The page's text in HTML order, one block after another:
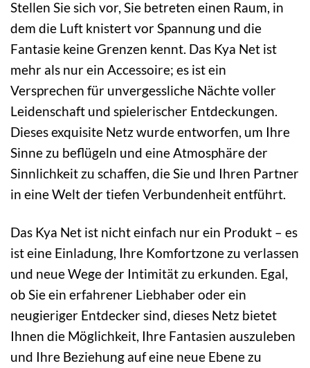
Stellen Sie sich vor, Sie betreten einen Raum, in
dem die Luft knistert vor Spannung und die
Fantasie keine Grenzen kennt. Das Kya Net ist
mehr als nur ein Accessoire; es ist ein
Versprechen für unvergessliche Nächte voller
Leidenschaft und spielerischer Entdeckungen.
Dieses exquisite Netz wurde entworfen, um Ihre
Sinne zu beflügeln und eine Atmosphäre der
Sinnlichkeit zu schaffen, die Sie und Ihren Partner
in eine Welt der tiefen Verbundenheit entführt.
Das Kya Net ist nicht einfach nur ein Produkt – es
ist eine Einladung, Ihre Komfortzone zu verlassen
und neue Wege der Intimität zu erkunden. Egal,
ob Sie ein erfahrener Liebhaber oder ein
neugieriger Entdecker sind, dieses Netz bietet
Ihnen die Möglichkeit, Ihre Fantasien auszuleben
und Ihre Beziehung auf eine neue Ebene zu